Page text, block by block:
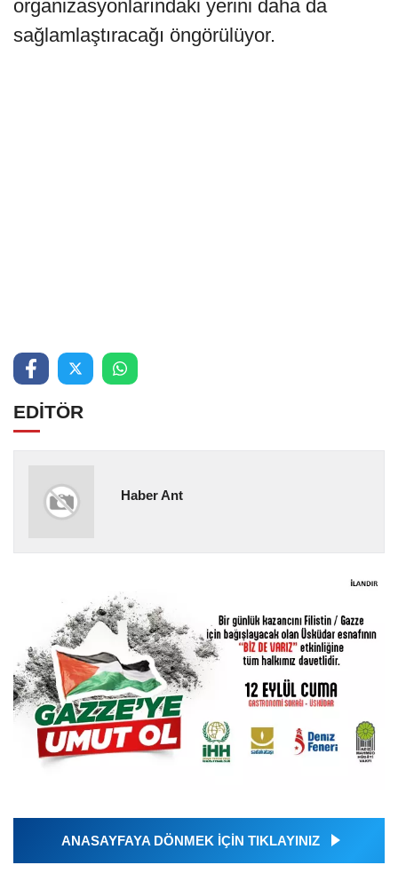
organizasyonlarındaki yerini daha da
sağlamlaştıracağı öngörülüyor.
EDİTÖR
Haber Ant
ANASAYFAYA DÖNMEK İÇİN TIKLAYINIZ